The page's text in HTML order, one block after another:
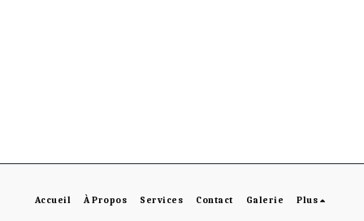
Accueil À Propos Services Contact Galerie Plus